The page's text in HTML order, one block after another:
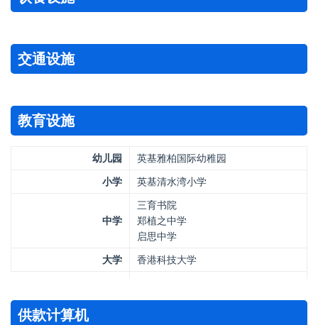
交通设施
教育设施
幼儿园
英基雅柏国际幼稚园
小学
英基清水湾小学
中学
三育书院
郑植之中学
启思中学
大学
香港科技大学
供款计算机